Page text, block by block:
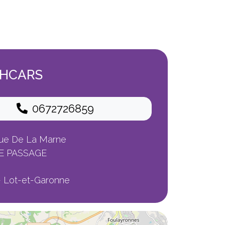
0672726859
De La Marne
PASSAGE
Lot-et-Garonne